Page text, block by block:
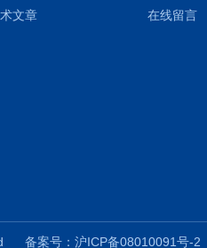
文章
在线留言
备案号：沪ICP备08010091号-2